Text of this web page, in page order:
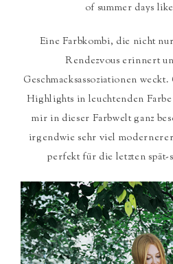
of summer days
Eine Farbkombi, die nicht
Rendezvous erinnert
Geschmacksassoziationen
Highlights in leuchtenden
mir in dieser Farbwelt ganz
irgendwie sehr viel
perfekt für die letzten spät-